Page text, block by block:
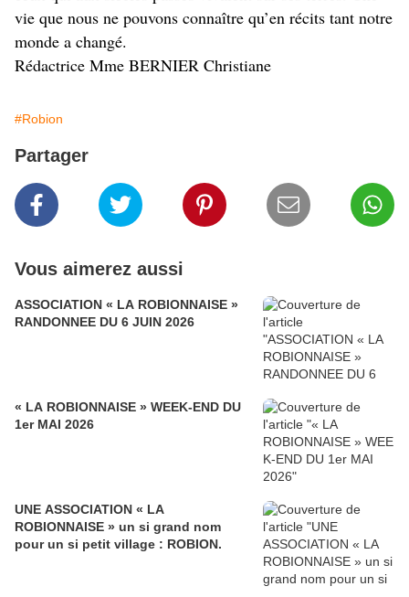
vie que nous ne pouvons connaître qu’en récits tant notre
monde a changé.
Rédactrice Mme BERNIER Christiane
#Robion
Partager
Vous aimerez aussi
ASSOCIATION « LA ROBIONNAISE »
RANDONNEE DU 6 JUIN 2026
« LA ROBIONNAISE » WEEK-END DU
1er MAI 2026
UNE ASSOCIATION « LA
ROBIONNAISE » un si grand nom
pour un si petit village : ROBION.